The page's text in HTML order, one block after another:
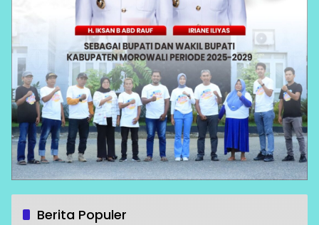
Berita Populer